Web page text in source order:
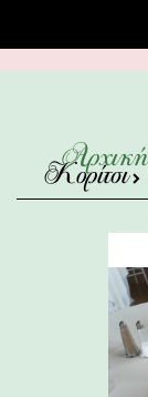
Αρχική
Κορίτσι